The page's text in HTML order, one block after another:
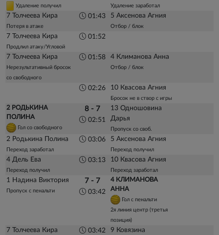
Удаление получил Удаление заработал
7 Толчеева Кира
Потеря в атаке
01:43 5 Аксенова Агния
Отбор / блок
7 Толчеева Кира
Продлил атаку/Угловой
01:52
7 Толчеева Кира
Нерезультативный бросок
со свободного
01:58 4 Климанова Анна
Отбор / блок
02:26 10 Квасова Агния
Бросок не в створ с игры
2 РОДЬКИНА
ПОЛИНА
Гол со свободного
8 - 7
02:51
13 Одношовина
Дарья
Пропуск со своб.
2 Родькина Полина
Переход заработал
03:06 5 Аксенова Агния
Переход получил
4 Дель Ева
Переход получил
03:13 10 Квасова Агния
Переход заработал
1 Надина Виктория
Пропуск с пенальти
7 - 7
03:42
4 КЛИМАНОВА
АННА
Гол с пенальти
2я линия центр (третья
позиция)
7 Толчеева Кира 03:42
9 Ковязина